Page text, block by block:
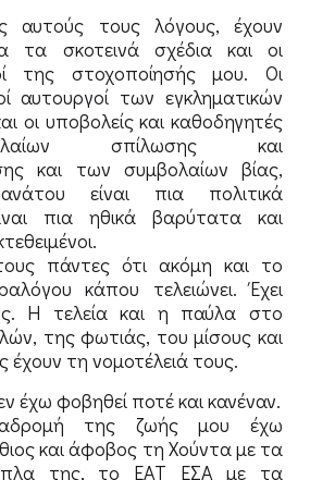
τους λόγους, έχουν
τα σκοτεινά σχέδια και οι
της στοχοποίησής μου. Οι
αυτουργοί των εγκληματικών
οι υποβολείς και καθοδηγητές
σπίλωσης και
και των συμβολαίων βίας,
είναι πια πολιτικά
πια ηθικά βαρύτατα και
πάντες ότι ακόμη και το
κάπου τελειώνει. Έχει
Η τελεία και η παύλα στο
της φωτιάς, του μίσους και
έχουν τη νομοτέλειά τους.
φοβηθεί ποτέ και κανέναν.
της ζωής μου έχω
και άφοβος τη Χούντα με τα
της, το ΕΑΤ ΕΣΑ με τα